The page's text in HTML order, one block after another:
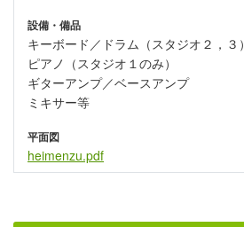
設備・備品
キーボード／ドラム（スタジオ２，３）
ピアノ（スタジオ１のみ）
ギターアンプ／ベースアンプ
ミキサー等
平面図
heimenzu.pdf